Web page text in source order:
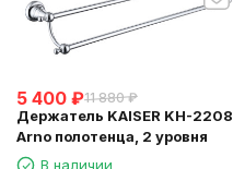
5 400 ₽11 880 ₽
Держатель KAISER KH-2208
Arno полотенца, 2 уровня
В наличии